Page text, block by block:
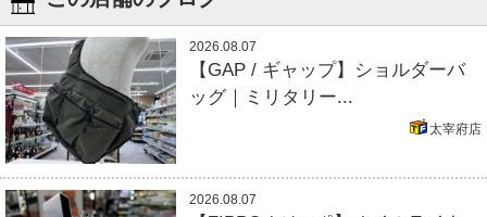
2026.08.07
【GAP / ギャップ】ショルダーバ
ッグ｜ミリタリー...
太宰府店
2026.08.07